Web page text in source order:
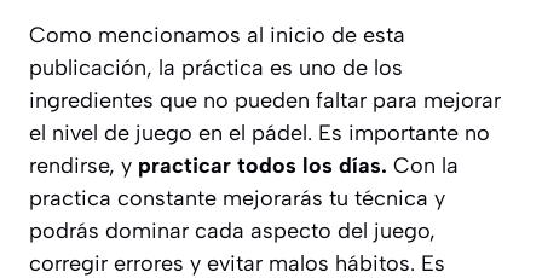
Como mencionamos al inicio de esta
publicación, la práctica es uno de los
ingredientes que no pueden faltar para mejorar
el nivel de juego en el pádel. Es importante no
rendirse, y practicar todos los días. Con la
practica constante mejorarás tu técnica y
podrás dominar cada aspecto del juego,
corregir errores y evitar malos hábitos. Es